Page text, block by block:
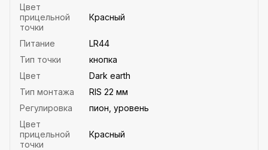
Цвет
прицельной
точки
Красный
Питание
LR44
Тип точки
кнопка
Цвет
Dark earth
Тип монтажа
RIS 22 мм
Регулировка
пион, уровень
Цвет
прицельной
точки
Красный